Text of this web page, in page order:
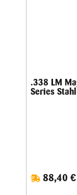
.338 LM
Series Stahl
88,40 €